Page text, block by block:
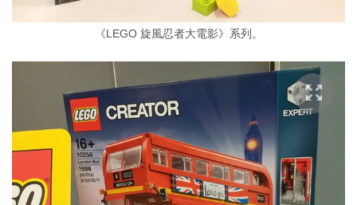
《LEGO 旋風忍者大電影》系列。